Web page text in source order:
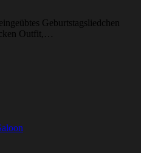
Geburtstagsliedchen
Outfit,…